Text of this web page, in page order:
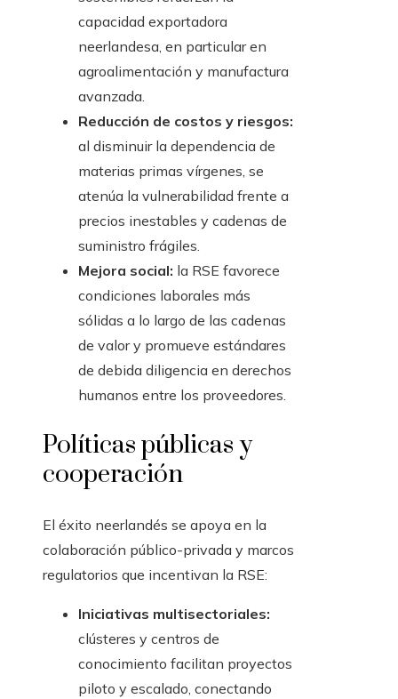
capacidad exportadora
neerlandesa, en particular en
agroalimentación y manufactura
avanzada.
Reducción de costos y riesgos:
al disminuir la dependencia de
materias primas vírgenes, se
atenúa la vulnerabilidad frente a
precios inestables y cadenas de
suministro frágiles.
Mejora social: la RSE favorece
condiciones laborales más
sólidas a lo largo de las cadenas
de valor y promueve estándares
de debida diligencia en derechos
humanos entre los proveedores.
Políticas públicas y
cooperación
El éxito neerlandés se apoya en la
colaboración público-privada y marcos
regulatorios que incentivan la RSE:
Iniciativas multisectoriales:
clústeres y centros de
conocimiento facilitan proyectos
piloto y escalado, conectando